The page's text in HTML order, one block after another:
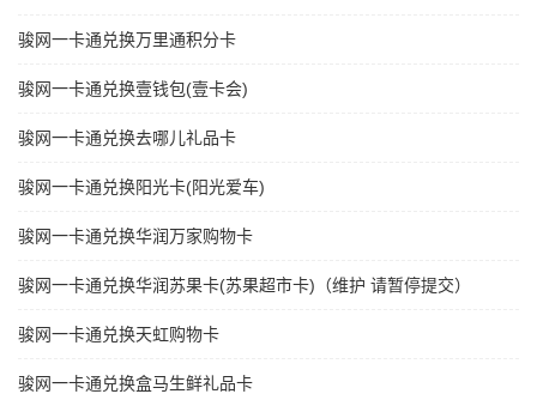
骏网一卡通兑换万里通积分卡
骏网一卡通兑换壹钱包(壹卡会)
骏网一卡通兑换去哪儿礼品卡
骏网一卡通兑换阳光卡(阳光爱车)
骏网一卡通兑换华润万家购物卡
骏网一卡通兑换华润苏果卡(苏果超市卡)（维护 请暂停提交）
骏网一卡通兑换天虹购物卡
骏网一卡通兑换盒马生鲜礼品卡